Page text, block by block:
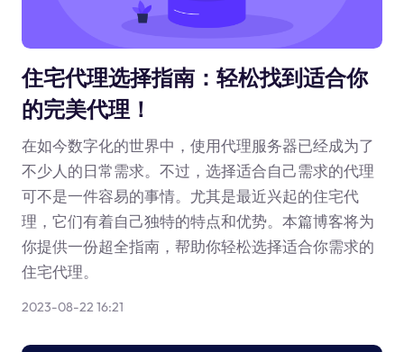
住宅代理选择指南：轻松找到适合你
的完美代理！
在如今数字化的世界中，使用代理服务器已经成为了
不少人的日常需求。不过，选择适合自己需求的代理
可不是一件容易的事情。尤其是最近兴起的住宅代
理，它们有着自己独特的特点和优势。本篇博客将为
你提供一份超全指南，帮助你轻松选择适合你需求的
住宅代理。
2023-08-22 16:21